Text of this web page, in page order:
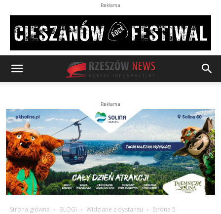
Reklama
Reklama
Strona główna BLOGI Widziane z dystansu Strona 5